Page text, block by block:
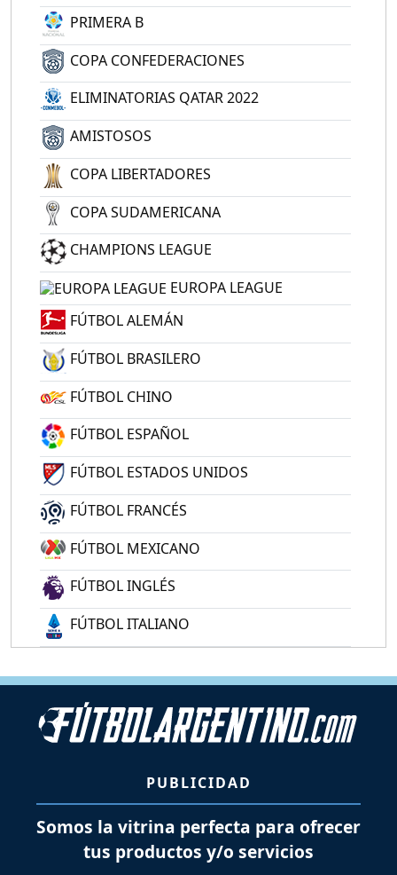
PRIMERA B
COPA CONFEDERACIONES
ELIMINATORIAS QATAR 2022
AMISTOSOS
COPA LIBERTADORES
COPA SUDAMERICANA
CHAMPIONS LEAGUE
EUROPA LEAGUE
FÚTBOL ALEMÁN
FÚTBOL BRASILERO
FÚTBOL CHINO
FÚTBOL ESPAÑOL
FÚTBOL ESTADOS UNIDOS
FÚTBOL FRANCÉS
FÚTBOL MEXICANO
FÚTBOL INGLÉS
FÚTBOL ITALIANO
PUBLICIDAD
Somos la vitrina perfecta para ofrecer
tus productos y/o servicios